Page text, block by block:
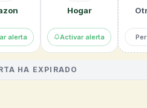
alerta
Hogar
Activar alerta
HA EXPIRADO